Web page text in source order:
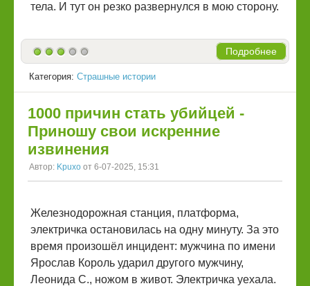
тела. И тут он резко развернулся в мою сторону.
Подробнее
Категория: Страшные истории
1000 причин стать убийцей -
Приношу свои искренние
извинения
Автор: Kpuxo от 6-07-2025, 15:31
Железнодорожная станция, платформа,
электричка остановилась на одну минуту. За это
время произошёл инцидент: мужчина по имени
Ярослав Король ударил другого мужчину,
Леонида С., ножом в живот. Электричка уехала.